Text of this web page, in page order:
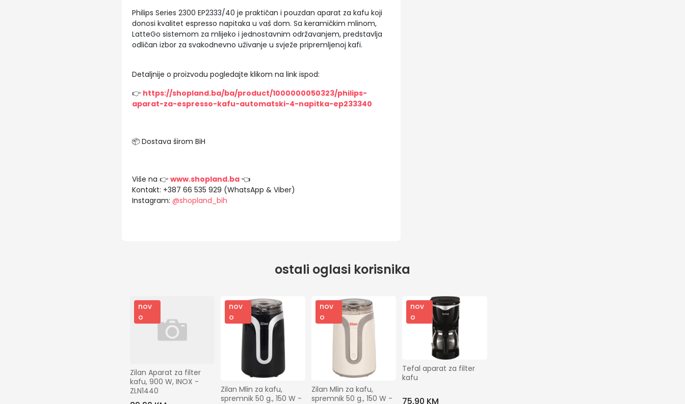
Philips Series 2300 EP2333/40 je praktičan i pouzdan aparat za kafu koji
donosi kvalitet espresso napitaka u vaš dom. Sa keramičkim mlinom,
LatteGo sistemom za mlijeko i jednostavnim održavanjem, predstavlja
odličan izbor za svakodnevno uživanje u svježe pripremljenoj kafi.
Detaljnije o proizvodu pogledajte klikom na link ispod:
👉 https://shopland.ba/ba/product/1000000050323/philips-
aparat-za-espresso-kafu-automatski-4-napitka-ep233340
📦 Dostava širom BiH
Više na 👉 www.shopland.ba👈
Kontakt: +387 66 535 929 (WhatsApp & Viber)
Instagram: @shopland_bih
ostali oglasi korisnika
nov
o
Zilan Aparat za filter
kafu, 900 W, INOX -
ZLN1440
nov
o
Zilan Mlin za kafu,
spremnik 50 g., 150 W -
nov
o
Zilan Mlin za kafu,
spremnik 50 g., 150 W -
nov
o
Tefal aparat za filter
kafu
75,90 KM